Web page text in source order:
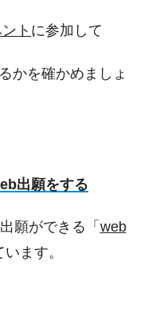
ト に参加して
かを確かめましょ
出願をする
願ができる「 web
ます。